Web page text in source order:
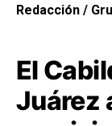
Redacción /
El
Juárez